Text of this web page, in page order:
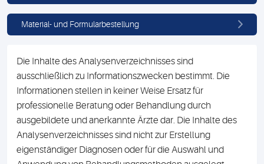
Material- und Formularbestellung
Die Inhalte des Analysenverzeichnisses sind
ausschließlich zu Informationszwecken bestimmt. Die
Informationen stellen in keiner Weise Ersatz für
professionelle Beratung oder Behandlung durch
ausgebildete und anerkannte Ärzte dar. Die Inhalte des
Analysenverzeichnisses sind nicht zur Erstellung
eigenständiger Diagnosen oder für die Auswahl und